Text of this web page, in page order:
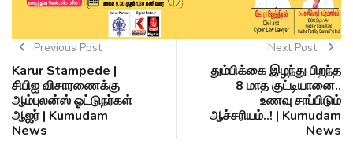
Previous Post
Karur Stampede |
சிபிஐ விசாரணைக்கு
ஆம்புலன்ஸ் ஓட்டுநர்கள்
ஆஜர் | Kumudam
News
Next Post
தும்பிக்கை இழந்து பிறந்த
8 மாத குட்டியானை..
உணவு சாப்பிடும்
ஆச்சரியம்..! | Kumudam
News